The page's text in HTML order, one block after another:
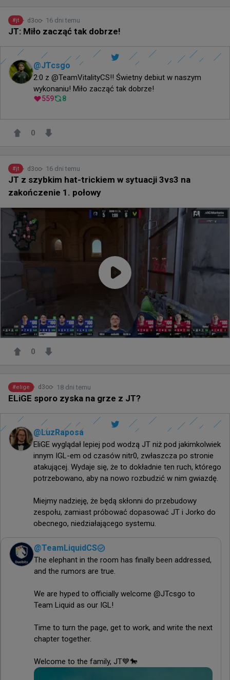
#jt d3oo 16 dni temu
JT: Miło zacząć tak dobrze!
@JTcsgo
2:0 z @TeamVitalityCS!! Świetny debiut w naszym
wykonaniu! Miło zacząć tak dobrze!
559 8
0
#jt d3oo 16 dni temu
JT z szybkim hat-trickiem w sytuacji 3vs3 na
zakończenie 1. połowy
0
#elige d3oo 18 dni temu
ELiGE sporo zyska na grze z JT?
@LuzRaposa
EliGE wyglądał lepiej pod wodzą JT niż pod jakimkolwiek
innym IGL-em od czasów nitr0, zwłaszcza po stronie
atakującej. Wydaje się, że to dokładnie ten ruch, którego
potrzebowano, aby na nowo rozbudzić w nim gwiazdę.
Miejmy nadzieję, że będą skłonni do przebudowy
zespołu, zamiast próbować dopasować JT i Jorko do
obecnego, niedziałającego systemu.
@TeamLiquidCS
The elephant in the room has finally been addressed,
and the rumors are true.
We are hyped to officially welcome @JTcsgo to
Team Liquid as our IGL!
Time to turn the page, get to work, and write the next
chapter together.
Welcome to the family, JT💙🐎